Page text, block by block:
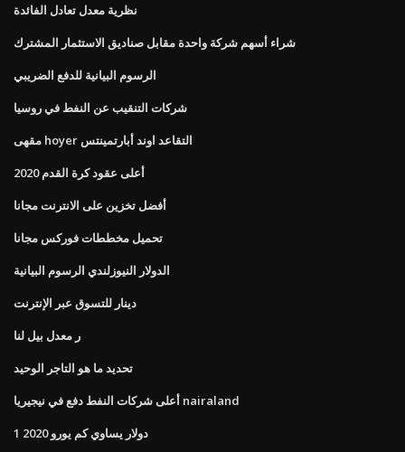
نظرية معدل تعادل الفائدة
شراء أسهم شركة واحدة مقابل صناديق الاستثمار المشترك
الرسوم البيانية للدفع الضريبي
شركات التنقيب عن النفط في روسيا
مقهى hoyer التقاعد اوند أبارتمينتس
أعلى عقود كرة القدم 2020
أفضل تخزين على الانترنت مجانا
تحميل مخططات فوركس مجانا
الدولار النيوزلندي الرسوم البيانية
دينار للتسوق عبر الإنترنت
ر معدل بيل لنا
تحديد ما هو التاجر الوحيد
أعلى شركات النفط دفع في نيجيريا nairaland
1 دولار يساوي كم يورو 2020